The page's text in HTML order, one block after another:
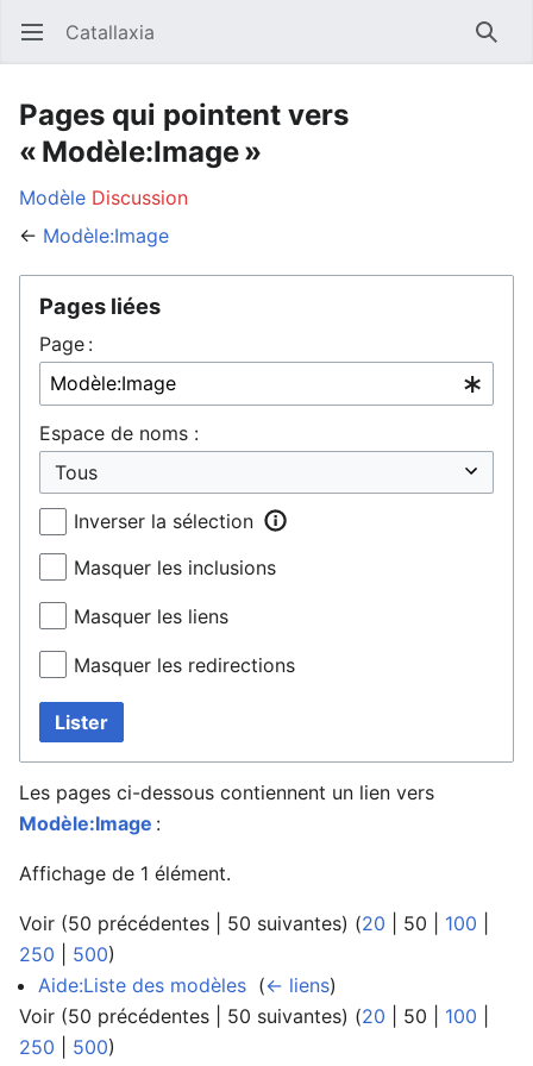
Ouvrir le menu principal Catallaxia
Pages qui pointent vers
« Modèle:Image »
Modèle Discussion
← Modèle:Image
Pages liées
Page :
Espace de noms :
Inverser la sélection
Masquer les inclusions
Masquer les liens
Masquer les redirections
Lister
Les pages ci-dessous contiennent un lien vers
Modèle:Image :
Affichage de 1 élément.
Voir (50 précédentes 50 suivantes) (20 50 100
250
500)
Aide:Liste des modèles (← liens)
Voir (50 précédentes 50 suivantes) (20 50 100
250
500)